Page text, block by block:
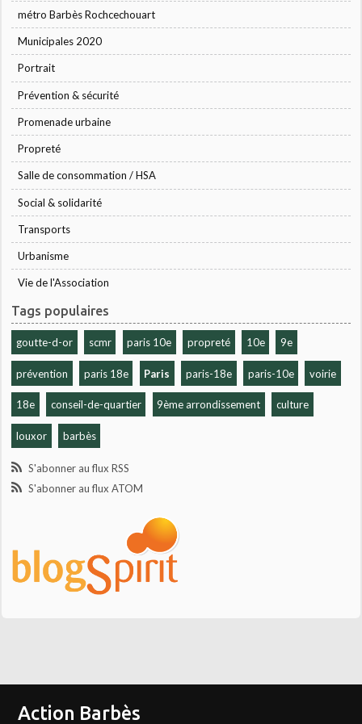
métro Barbès Rochcechouart
Municipales 2020
Portrait
Prévention & sécurité
Promenade urbaine
Propreté
Salle de consommation / HSA
Social & solidarité
Transports
Urbanisme
Vie de l'Association
Tags populaires
goutte-d-or scmr paris 10e propreté 10e 9e
prévention paris 18e Paris paris-18e paris-10e voirie
18e conseil-de-quartier 9ème arrondissement culture
louxor barbès
S'abonner au flux RSS
S'abonner au flux ATOM
Action Barbès